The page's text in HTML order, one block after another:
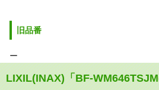
旧品番
ー
LIXIL(INAX)「BF-